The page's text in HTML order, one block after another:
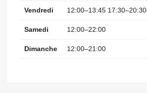
Vendredi 12:00–13:45 17:30–20:30
Samedi 12:00–22:00
Dimanche 12:00–21:00